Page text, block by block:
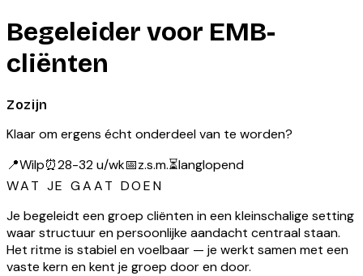
Begeleider voor EMB-
cliënten
Zozijn
Klaar om ergens écht onderdeel van te worden?
📍Wilp⏰28-32 u/wk📅z.s.m.⏳langlopend
WAT JE GAAT DOEN
Je begeleidt een groep cliënten in een kleinschalige setting
waar structuur en persoonlijke aandacht centraal staan.
Het ritme is stabiel en voelbaar — je werkt samen met een
vaste kern en kent je groep door en door.